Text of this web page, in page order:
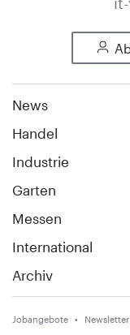
News
Handel
Industrie
Garten
Messen
International
Archiv
Jobangebote Newsletter